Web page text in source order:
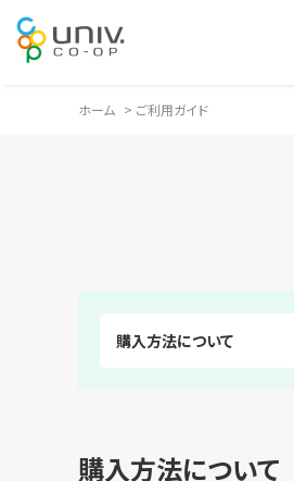
ホーム > ご利用ガイド
購入方法について
購入方法について